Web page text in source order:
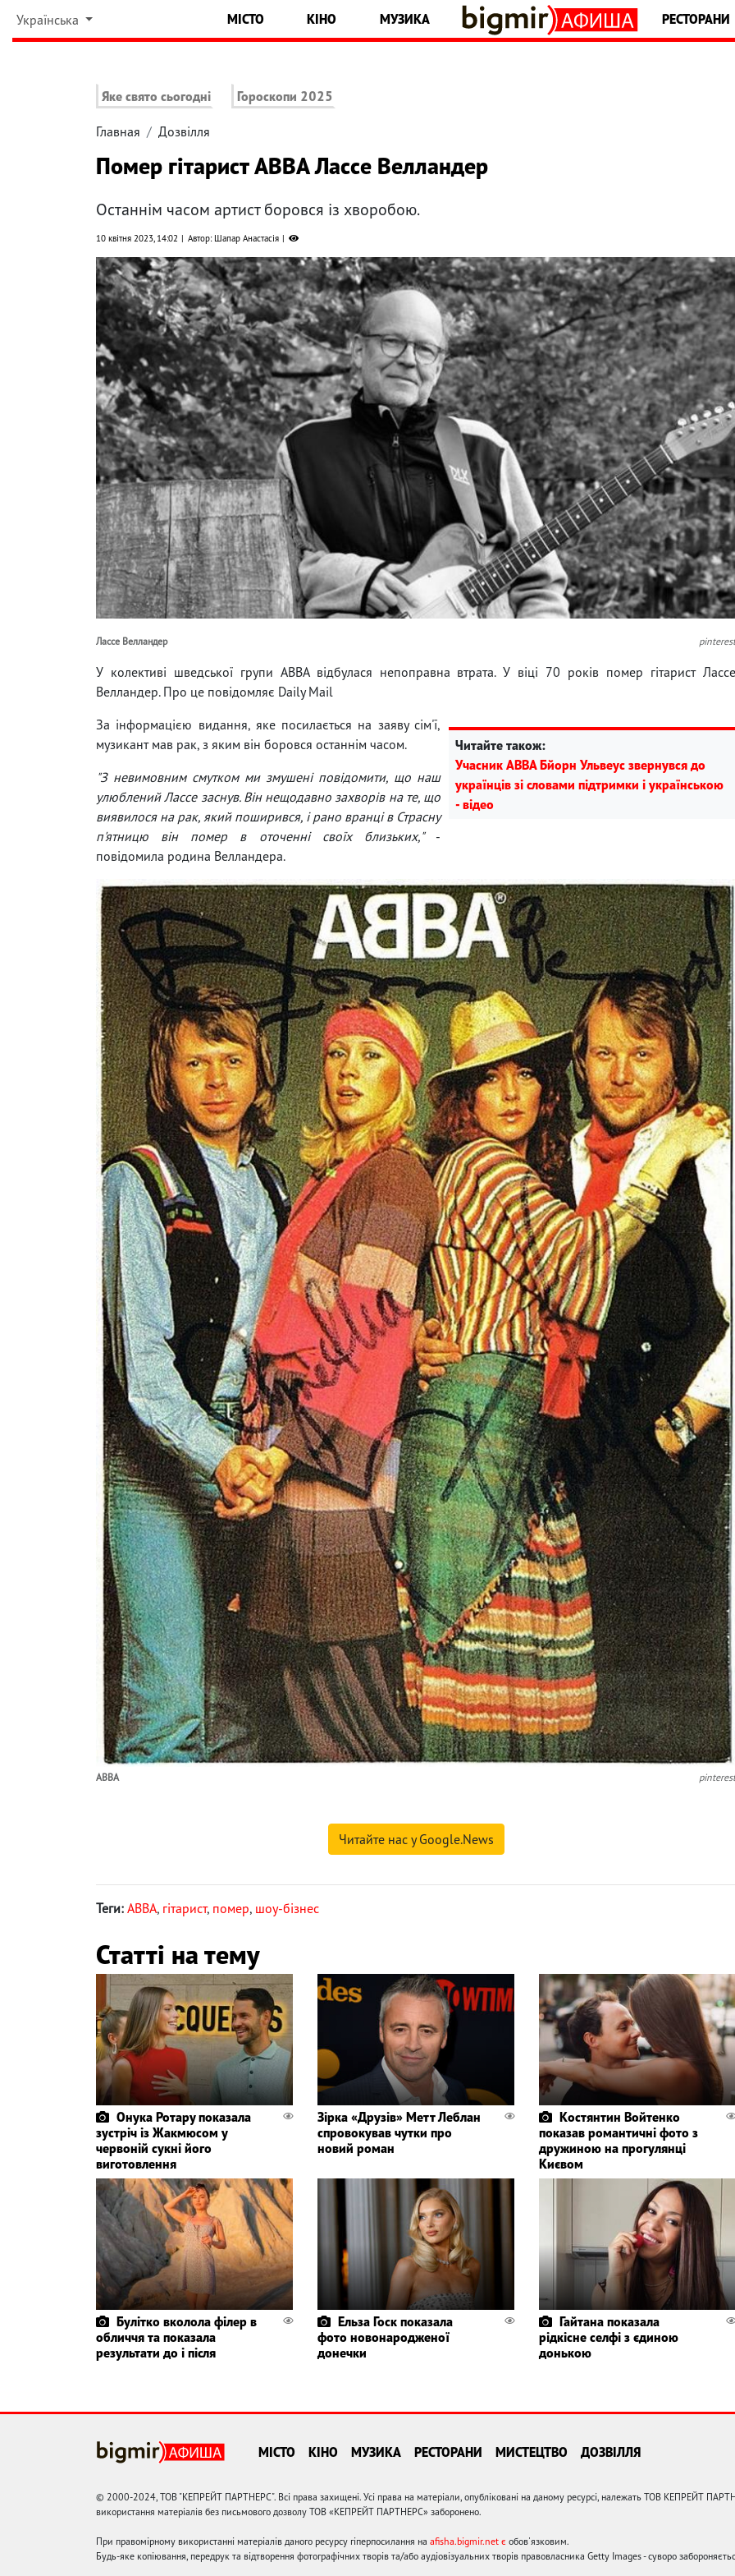
Українська МІСТО КІНО МУЗИКА РЕСТОРАНИ
Яке свято сьогодні Гороскопи 2025
Главная Дозвілля
Помер гітарист ABBA Лассе Велландер
Останнім часом артист боровся із хворобою.
10 квітня 2023, 14:02 Автор: Шапар Анастасія
Лассе Велландер pinterest
У колективі шведської групи ABBA відбулася непоправна втрата. У віці 70 років помер гітарист Лассе
Велландер. Про це повідомляє Daily Mail
Читайте також:
Учасник ABBA Бйорн Ульвеус звернувся до
українців зі словами підтримки і українською
- відео
За інформацією видання, яке посилається на заяву сім'ї,
музикант мав рак, з яким він боровся останнім часом.
"З невимовним смутком ми змушені повідомити, що наш
улюблений Лассе заснув. Він нещодавно захворів на те, що
виявилося на рак, який поширився, і рано вранці в Страсну
п'ятницю він помер в оточенні своїх близьких," -
повідомила родина Велландера.
ABBA pinterest
Читайте нас у Google.News
Теги: ABBA, гітарист, помер, шоу-бізнес
Статті на тему
Онука Ротару показала
зустріч із Жакмюсом у
червоній сукні його
виготовлення
Зірка «Друзів» Метт Леблан
спровокував чутки про
новий роман
Костянтин Войтенко
показав романтичні фото з
дружиною на прогулянці
Києвом
Булітко вколола філер в
обличчя та показала
результати до і після
Ельза Госк показала
фото новонародженої
донечки
Гайтана показала
рідкісне селфі з єдиною
донькою
МІСТО КІНО МУЗИКА РЕСТОРАНИ МИСТЕЦТВО ДОЗВІЛЛЯ
© 2000-2024, ТОВ "КЕПРЕЙТ ПАРТНЕРС". Всі права захищені. Усі права на матеріали, опубліковані на даному ресурсі, належать ТОВ КЕПРЕЙТ
використання матеріалів без письмового дозволу ТОВ «КЕПРЕЙТ ПАРТНЕРС» заборонено.
При правомірному використанні матеріалів даного ресурсу гіперпосилання на afisha.bigmir.net є обов'язковим.
Будь-яке копіювання, передрук та відтворення фотографічних творів та/або аудіовізуальних творів правовласника Getty Images - суворо